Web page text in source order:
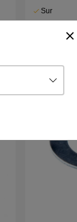
Sur
Exp. sous 2–5